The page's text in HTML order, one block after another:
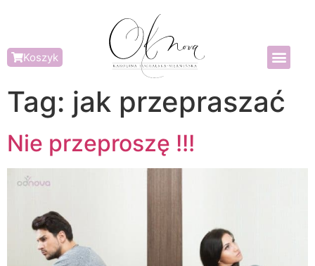
Koszyk
Tag: jak przepraszać
Nie przeproszę !!!